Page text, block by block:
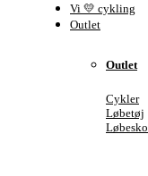
Vi 💛 cykling
Outlet
Outlet
Cykler
Løbetøj
Løbesko